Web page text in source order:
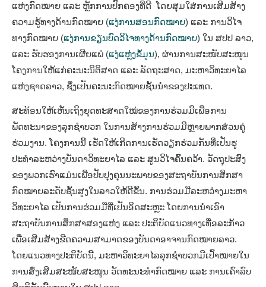
ແຫ່ງກົດໝາຍ ແລະ ຫຼັກການປົກຄອງທີ່ດີ ໂດຍສຸມໃສ່ການເສີມສ້າງ
ຄວາມຮູ້ທາງດ້ານກົດໝາຍ (ແງ່ການສອນກົດໝາຍ) ແລະ ການວິໄຈ
ທາງກົດໝາຍ (ແງ່ການຂຽນບົດວິໄຈທາງດ້ານກົດໝາຍ) ໃນ ສປປ ລາວ,
ແລະ ຮັບຮອງການເຜີຍແພ່ (ແງ່ແຫຼ່ງຂໍ້ມູນ), ຜ່ານການສະໜັບສະໜູນ
ໂຄງການໃຫ້ແກ່ຄະນະນິຕິສາດ ແລະ ລັດຖະສາດ, ມະຫາວິທະຍາໄລ
ແຫ່ງຊາດລາວ, ຊຶ່ງເປັນຄະນະກົດໝາຍຊັ້ນນຳຂອງປະເທດ.
ສະທ້ອນໃຫ້ເຫັນເຖິງຍຸດທະສາດໃໝ່ຂອງການຮ່ວມມືເພື່ອການ
ພັດທະນາຂອງລຸກຊຳບວກ ໃນການສ້າງການຮ່ວມມືຫຼາຍພາກສ່ວນຄູ່
ຮ່ວມງານ. ໂຄງການນີ້ ເຮັດໃຫ້ເກີດການເຮັດວຽກຮ່ວມກັນທີ່ເປັນຮູ
ປະທຳລະຫວ່າງບັນດາວິທະຍາໄລ ແລະ ສູນວິໄຈຄົ້ນຄວ້າ. ວັດຖຸປະສົງ
ຂອງພວກເຮົາແມ່ນເພື່ອປັບປຸງຄຸນນະພາບຂອງສະຖາບັນການສຶກສາ
ກົດໝາຍລະດັບຊັ້ນສູງໃນລາວໃຫ້ດີຂຶ້ນ. ການຮ່ວມມືລະຫວ່າງມະຫາ
ວິທະຍາໄລ ເປັນການຮ່ວມມືທີ່ເປັນອິດສະຫຼະ ໂດຍການນຳເອົາ
ສະຖາບັນການສຶກສາສອງແຫ່ງ ແລະ ປະຕິບັດແນວທາງເທື່ອລະກ້າວ
ເພື່ອເສີມສ້າງຂີດຄວາມສາມາດຂອງບັນດາອາຈານກົດໝາຍລາວ.
ໂດຍແນວທາງປະຕິບັດນີ້, ມະຫາວິທະຍາໄລລຸກຊຳບວກມີເປົ້າໝາຍໃນ
ການສົ່ງເສີມສະໜັບສະໜູນ ວັດທະນະທຳກົດໝາຍ ແລະ ການເຄົາລົບ